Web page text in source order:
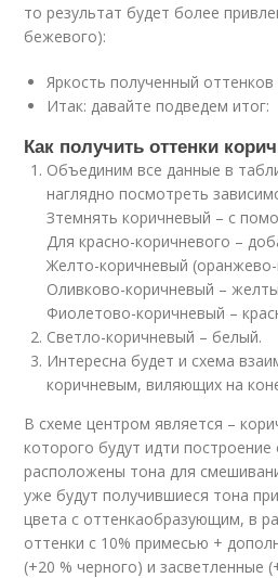
то результат будет более
бежевого):
Яркость полученный
Итак: давайте подведем итог:
Как получить оттенки
Объединим все данные в
наглядно посмотреть
Зтемнять коричневый – с
Для красно-коричневого –
Желто-коричневый
Оливково-коричневый –
Фиолетово-коричневый –
Светло-коричневый – белый.
Интересна будет и схема
коричневым, виляющих на
В схеме центром является –
которого будут идти построение
расположены тона для
уже будут получившиеся тона
цвета с оттенкаобразующим, в
оттенки с 10% примесью +
(+20 % черного) и засветленные